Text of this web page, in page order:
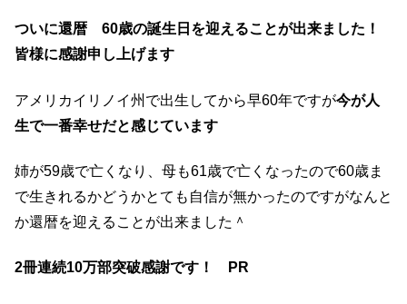
ついに還暦 60歳の誕生日を迎えることが出来ました！
皆様に感謝申し上げます
アメリカイリノイ州で出生してから早60年ですが今が人
生で一番幸せだと感じています
姉が59歳で亡くなり、母も61歳で亡くなったので60歳ま
で生きれるかどうかとても自信が無かったのですがなんと
か還暦を迎えることが出来ました＾
2冊連続10万部突破感謝です！ PR